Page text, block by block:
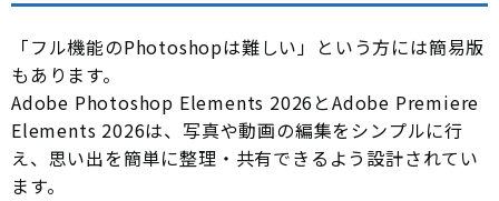
「フル機能のPhotoshopは難しい」という方には簡易版
もあります。
Adobe Photoshop Elements 2026とAdobe Premiere
Elements 2026は、写真や動画の編集をシンプルに行
え、思い出を簡単に整理・共有できるよう設計されてい
ます。